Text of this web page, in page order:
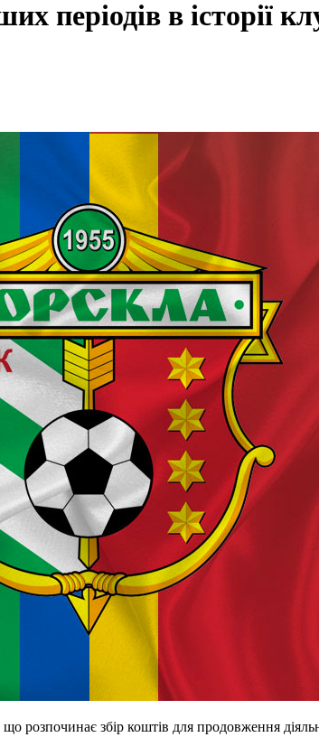
періодів в історії
розпочинає збір коштів для продовження